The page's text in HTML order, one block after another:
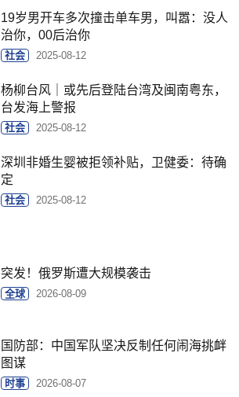
19岁男开车多次撞击单车男，叫嚣：没人
治你，00后治你
社会 2025-08-12
杨柳台风｜或先后登陆台湾及闽南粤东，
台发海上警报
社会 2025-08-12
深圳非婚生婴被拒领补贴，卫健委：待确
定
社会 2025-08-12
突发！俄罗斯遭大规模袭击
全球 2026-08-09
国防部：中国军队坚决反制任何闹海挑衅
图谋
时事 2026-08-07